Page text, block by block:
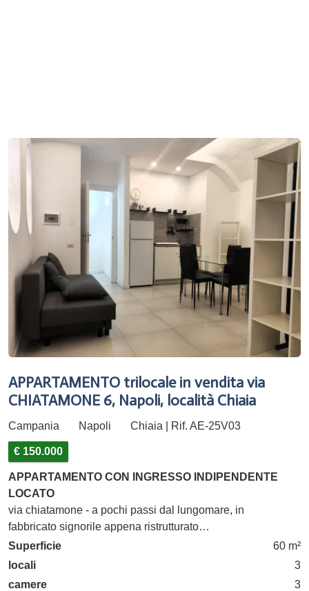
APPARTAMENTO trilocale in vendita via
CHIATAMONE 6, Napoli, località Chiaia
Campania Napoli Chiaia | Rif. AE-25V03
€ 150.000
APPARTAMENTO CON INGRESSO INDIPENDENTE
LOCATO
via chiatamone - a pochi passi dal lungomare, in
fabbricato signorile appena ristrutturato…
Superficie
60 m²
locali
3
camere
3